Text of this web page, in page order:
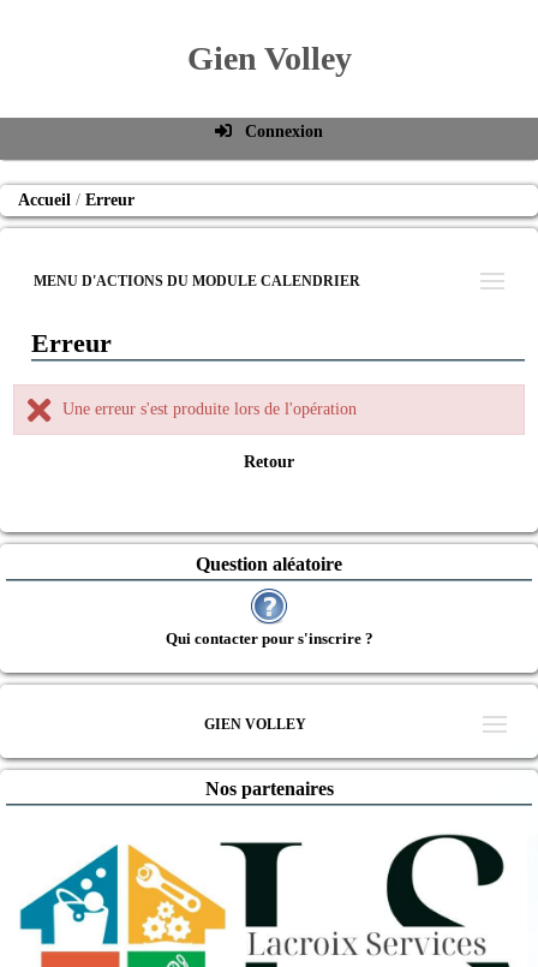
Gien Volley
Connexion
Identifiant de connexion
Question aléatoire
Qui contacter pour s'inscrire ?
GIEN VOLLEY
Accueil Erreur
MENU D'ACTIONS DU MODULE CALENDRIER
Erreur
Une erreur s'est produite lors de l'opération
Retour
Nos partenaires